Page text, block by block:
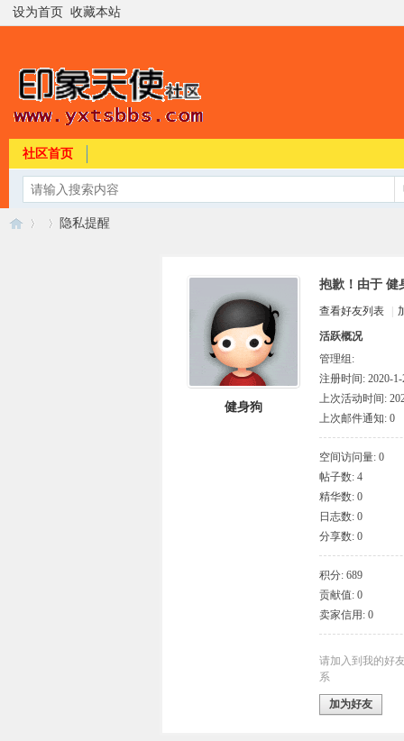
设为首页 收藏本站
社区首页
隐私提醒
健身狗
抱歉！由于 健
查看好友列表
活跃概况
管理组:
注册时间: 2020-1-
上次活动时间:
上次邮件通知: 0
空间访问量: 0
帖子数: 4
精华数: 0
日志数: 0
分享数: 0
积分: 689
贡献值: 0
卖家信用: 0
请加入到我的好
系
加为好友